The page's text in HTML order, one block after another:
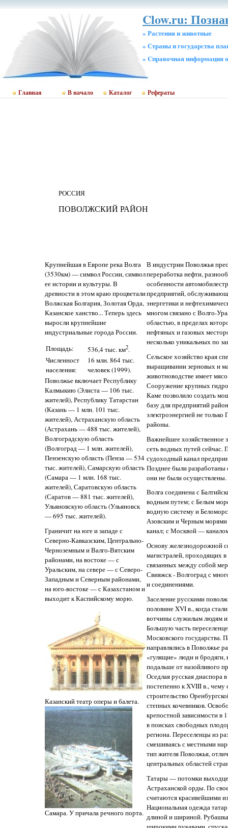
Clow.ru:
» Растения и животные
» Страны и государства
» Cправочная информация
Главная В начало Каталог Рефераты
РОССИЯ
ПОВОЛЖСКИЙ РАЙОН
Крупнейшая в Европе река Волга
(3530км) — символ России, символ
ее истории и культуры. В
древности в этом краю процветали
Волжская Болгария, Золотая Орда,
Казанское ханство... Теперь здесь
выросли крупнейшие
индустриальные города России.
Площадь:
536,4 тыс. км2.
Численност
населения:
16 млн. 864 тыс.
человек (1999).
Поволжье включает Республику
Калмыкию (Элиста — 106 тыс.
жителей), Республику Татарстан
(Казань — 1 млн. 101 тыс.
жителей), Астраханскую область
(Астрахань — 488 тыс. жителей),
Волгоградскую область
(Волгоград — 1 млн. жителей),
Пензенскую область (Пенза — 534
тыс. жителей), Самарскую область
(Самара — 1 млн. 168 тыс.
жителей), Саратовскую область
(Саратов — 881 тыс. жителей),
Ульяновскую область (Ульяновск
— 695 тыс. жителей).
Граничит на юге и западе с
Северно-Кавказским, Центрально-
Черноземным и Валго-Вятским
районами, на востоке — с
Уральским, на севере — с Северо-
Западным и Северным районами,
на юго-востоке — с Казахстаном и
выходит к Каспийскому морю.
Казанский театр оперы и балета.
Самара. У причала речного порта.
В индустрии Поволжья
переработка нефти,
особенности
предприятий,
энергетики и
многом связано с Волго-
областью, в пределах
нефтяных и газовых
несколько уникальных по
Сельское хозяйство края
выращивании зерновых и
животноводстве имеет
Сооружение крупных
Каме позволило создать
базу для предприятий
электроэнергией не
районы.
Важнейшее хозяйственное
сеть водных путей сейчас.
судоходный канал
Позднее были разработаны
они не были осуществлены.
Волга соединена с
водным путем; с Белым
водную систему и
Азовским и Черным морями
канал; с Москвой —
Основу железнодорожной
магистралей, проходящих
связанных между собой
Свияжск - Волгоград с
и соединениями.
Заселение русскими
половине XVI в., когда
вотчины служилым людям
Большую часть
Московского государства.
направлялись в Поволжье
«гулящие» люди и бродяги,
подальше от назойливого
Оседлая русская диаспора
постепенно к XVIII в., чему
строительство
степных кочевников.
крепостной зависимости в
в поисках свободных
региона. Переселенцы из
смешиваясь с местными
тип жителя Поволжья,
центральных областей
Татары — потомки
Астраханской орды. По
считаются красивейшими
Национальная одежда
длиной и шириной.